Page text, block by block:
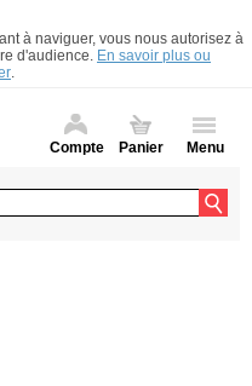
à naviguer, vous nous autorisez à
d'audience. En savoir plus ou
.
Compte Panier Menu